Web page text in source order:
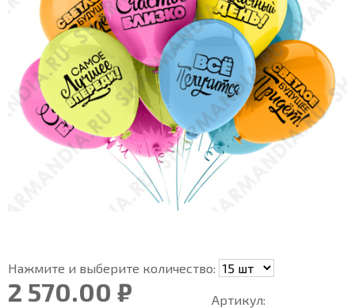
Нажмите и выберите количество:
2 570.00 ₽ Артикул: